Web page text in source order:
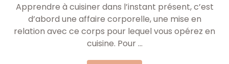
Apprendre à cuisiner dans l’instant présent, c’est
d’abord une affaire corporelle, une mise en
relation avec ce corps pour lequel vous opérez en
cuisine. Pour ...